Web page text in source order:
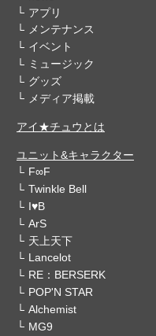
アプリ
メンテナンス
イベント
ミュージック
グッズ
メディア掲載
アイ★チュウとは
ユニット&キャラクター
F∞F
Twinkle Bell
I♥B
ArS
天上天下
Lancelot
RE：BERSERK
POP'N STAR
Alchemist
MG9